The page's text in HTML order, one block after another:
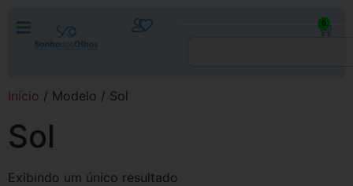
0
Início / Modelo / Sol
Sol
Exibindo um único resultado